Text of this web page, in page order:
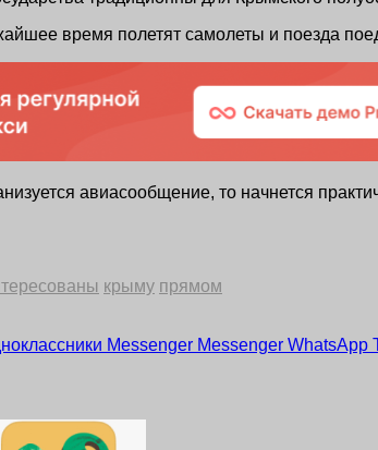
время полетят самолеты и поезда
авиасообщение, то начнется
крыму прямом
Messenger Messenger WhatsApp